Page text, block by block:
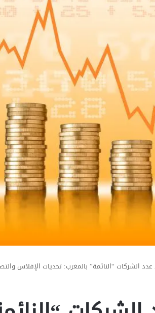
عدد الشركات “النائمة” بالمغرب: تحديات الإفلاس